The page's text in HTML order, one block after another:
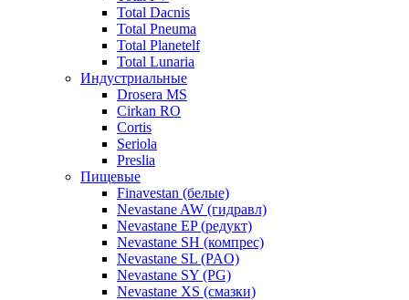
Total Dacnis
Total Pneuma
Total Planetelf
Total Lunaria
Индустриальные
Drosera MS
Cirkan RO
Cortis
Seriola
Preslia
Пищевые
Finavestan (белые)
Nevastane AW (гидравл)
Nevastane EP (редукт)
Nevastane SH (компрес)
Nevastane SL (PAO)
Nevastane SY (PG)
Nevastane XS (смазки)